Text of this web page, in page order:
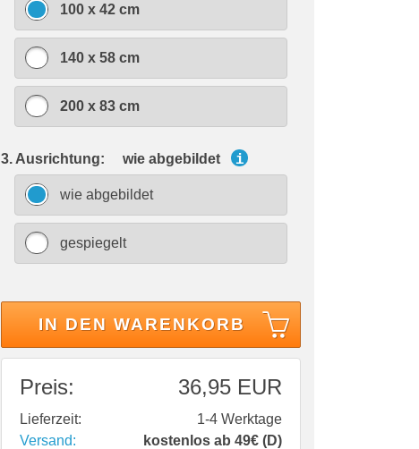
100 x 42 cm
140 x 58 cm
200 x 83 cm
3. Ausrichtung: wie abgebildet i
wie abgebildet
gespiegelt
IN DEN WARENKORB
Preis: 36,95 EUR
Lieferzeit:
1-4 Werktage
Versand:
kostenlos ab 49€ (D)